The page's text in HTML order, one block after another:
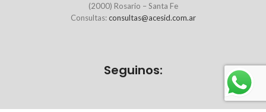
(2000) Rosario – Santa Fe
Consultas:consultas@acesid.com.ar
Seguinos: